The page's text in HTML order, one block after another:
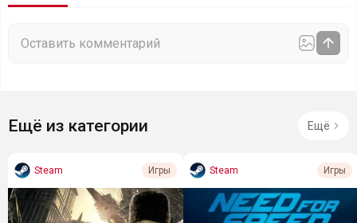
Ещё из категории Ещё
Steam Игры Steam Игры